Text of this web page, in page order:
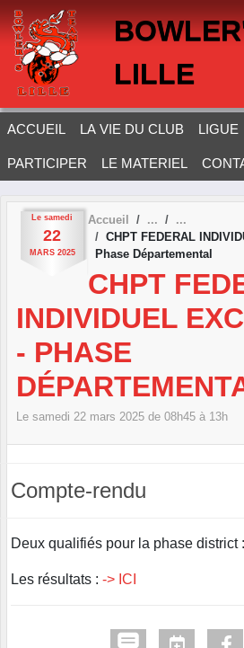
LILLE
ACCUEIL LA VIE DU CLUB LIGUE
PARTICIPER LE MATERIEL
Le samedi
22
MARS 2025
Accueil
CHPT FEDERAL
Phase Départemental
CHPT
INDIVIDUEL
- PHASE
Le samedi 22 mars 2025 de 08h45 à 13h
Compte-rendu
Deux qualifiés pour la phase district
Les résultats : -> ICI
Panneau de gestion des cookies